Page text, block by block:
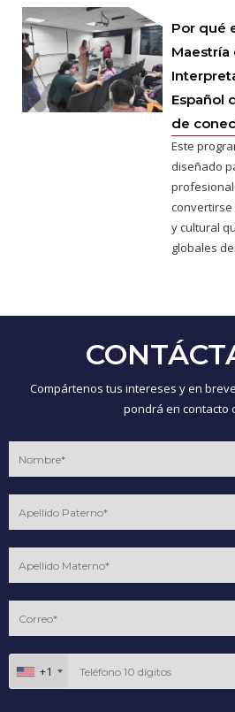
Por qué
Maestría
Español
de
Este
diseñado
convertirse
y cultural
globales
Compártenos tus intereses y en
pondrá en contacto
+1